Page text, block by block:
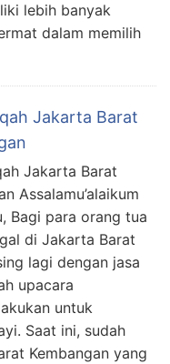
lebih banyak
dalam memilih
Jakarta Barat
Jakarta Barat
Assalamu’alaikum
Bagi para orang tua
di Jakarta Barat
lagi dengan jasa
upacara
untuk
Saat ini, sudah
Kembangan yang